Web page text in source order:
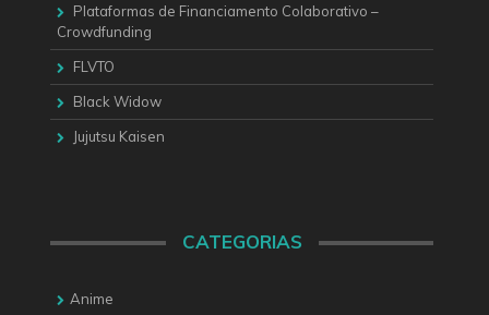
Plataformas de Financiamento Colaborativo –
Crowdfunding
FLVTO
Black Widow
Jujutsu Kaisen
CATEGORIAS
Anime